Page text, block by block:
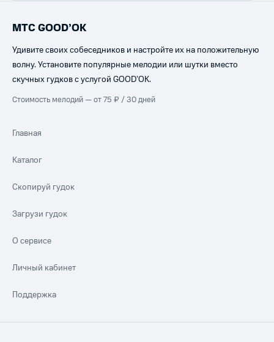
МТС GOOD’OK
Удивите своих собеседников и настройте их на положительную
волну. Установите популярные мелодии или шутки вместо
скучных гудков с услугой GOOD’OK.
Стоимость мелодий — от 75 ₽ / 30 дней
Главная
Каталог
Скопируй гудок
Загрузи гудок
О сервисе
Личный кабинет
Поддержка